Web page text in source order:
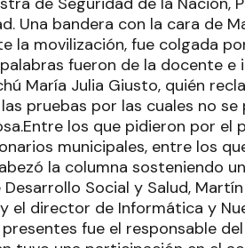
Una bandera con la cara de
la movilización, fue colgada
fueron de la docente
María Julia Giusto, quién
pruebas por las cuales no se
los que pidieron por el
municipales, entre los
la columna sosteniendo
Social y Salud,
el director de Informática y
fue el responsable